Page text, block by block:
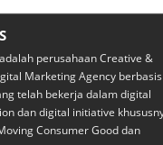
perusahaan Creative &
Marketing Agency
telah bekerja dalam digital
dan digital initiative
Consumer Good dan